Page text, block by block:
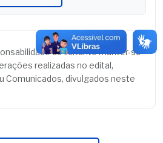
do licitante manter-se
realizadas no edital,
Comunicados, divulgados neste